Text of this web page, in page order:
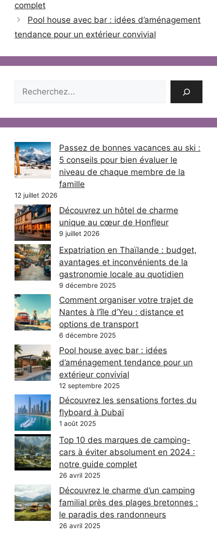
complet
Pool house avec bar : idées d’aménagement
tendance pour un extérieur convivial
Rechercher
Passez de bonnes vacances au ski :
5 conseils pour bien évaluer le
niveau de chaque membre de la
famille
12 juillet 2026
Découvrez un hôtel de charme
unique au cœur de Honfleur
9 juillet 2026
Expatriation en Thaïlande : budget,
avantages et inconvénients de la
gastronomie locale au quotidien
9 décembre 2025
Comment organiser votre trajet de
Nantes à l’île d’Yeu : distance et
options de transport
6 décembre 2025
Pool house avec bar : idées
d’aménagement tendance pour un
extérieur convivial
12 septembre 2025
Découvrez les sensations fortes du
flyboard à Dubaï
1 août 2025
Top 10 des marques de camping-
cars à éviter absolument en 2024 :
notre guide complet
26 avril 2025
Découvrez le charme d’un camping
familial près des plages bretonnes :
le paradis des randonneurs
26 avril 2025